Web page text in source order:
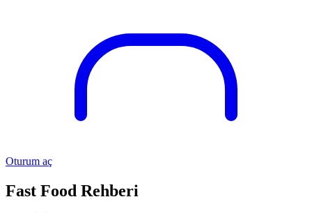
Oturum aç
Fast Food Rehberi